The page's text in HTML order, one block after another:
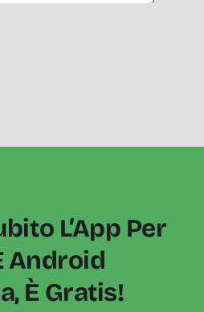
L’App Per
Android
È Gratis!